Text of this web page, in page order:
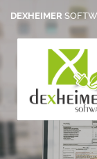
DEXHEIMER